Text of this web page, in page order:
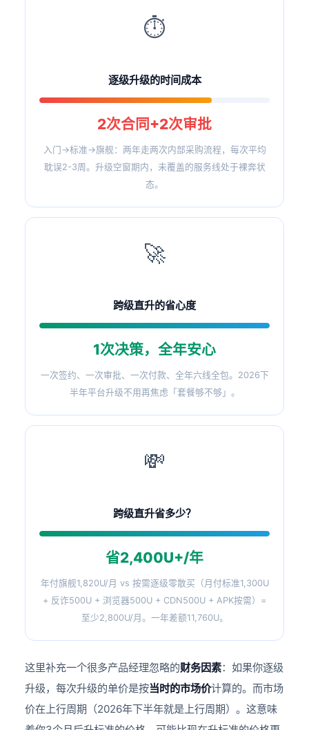
⏱️
逐级升级的时间成本
2次合同+2次审批
入门→标准→旗舰：两年走两次内部采购流程，每次平均
耽误2-3周。升级空窗期内，未覆盖的服务线处于裸奔状
态。
🚀
跨级直升的省心度
1次决策，全年安心
一次签约、一次审批、一次付款、全年六线全包。2026下
半年平台升级不用再焦虑「套餐够不够」。
💸
跨级直升省多少？
省2,400U+/年
年付旗舰1,820U/月 vs 按需逐级零散买（月付标准1,300U
+ 反诈500U + 浏览器500U + CDN500U + APK按需）=
至少2,800U/月。一年差额11,760U。
这里补充一个很多产品经理忽略的财务因素：如果你逐级
升级，每次升级的单价是按当时的市场价计算的。而市场
价在上行周期（2026年下半年就是上行周期）。这意味